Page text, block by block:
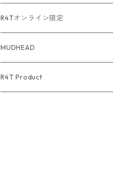
R4Tオンライン限定
MUDHEAD
R4T Product